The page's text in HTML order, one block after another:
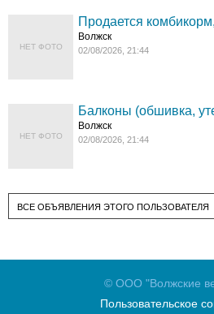
НЕТ ФОТО
Продается
Волжск
02/08/2026, 21:44
НЕТ ФОТО
Балконы (обшивка,
Волжск
02/08/2026, 21:44
ВСЕ ОБЪЯВЛЕНИЯ ЭТОГО ПОЛЬЗОВАТЕЛЯ
© ООО "Волжские
Пользовательское